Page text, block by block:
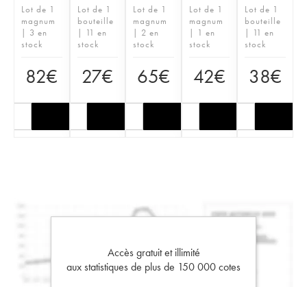
Lot de 1
magnum
| 3 en
stock
82€
Lot de 1
bouteille
| 11 en
stock
27€
Lot de 1
magnum
| 2 en
stock
65€
Lot de 1
magnum
| 1 en
stock
42€
Lot de 1
bouteille
| 11 en
stock
38€
Accès gratuit et illimité
aux statistiques de plus de 150 000 cotes